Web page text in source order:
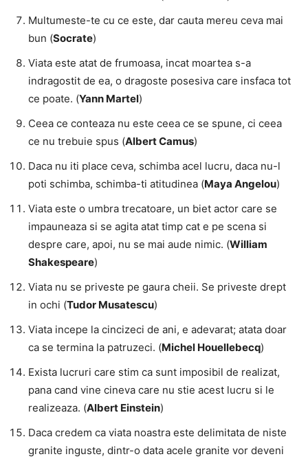
Multumeste-te cu ce este, dar cauta mereu ceva mai
bun (Socrate)
Viata este atat de frumoasa, incat moartea s-a
indragostit de ea, o dragoste posesiva care insfaca tot
ce poate. (Yann Martel)
Ceea ce conteaza nu este ceea ce se spune, ci ceea
ce nu trebuie spus (Albert Camus)
Daca nu iti place ceva, schimba acel lucru, daca nu-l
poti schimba, schimba-ti atitudinea (Maya Angelou)
Viata este o umbra trecatoare, un biet actor care se
impauneaza si se agita atat timp cat e pe scena si
despre care, apoi, nu se mai aude nimic. (William
Shakespeare)
Viata nu se priveste pe gaura cheii. Se priveste drept
in ochi (Tudor Musatescu)
Viata incepe la cincizeci de ani, e adevarat; atata doar
ca se termina la patruzeci. (Michel Houellebecq)
Exista lucruri care stim ca sunt imposibil de realizat,
pana cand vine cineva care nu stie acest lucru si le
realizeaza. (Albert Einstein)
Daca credem ca viata noastra este delimitata de niste
granite inguste, dintr-o data acele granite vor deveni